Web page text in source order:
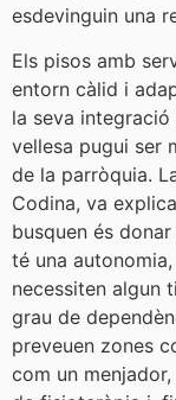
esdevinguin una
Els pisos amb
entorn càlid i
la seva
vellesa pugui ser
de la parròquia.
Codina, va
busquen és
té una
necessiten algun
grau de
preveuen zones
com un